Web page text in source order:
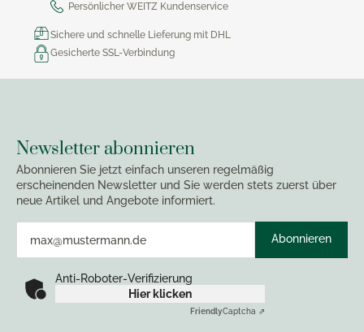
Persönlicher WEITZ Kundenservice
Sichere und schnelle Lieferung mit DHL
Gesicherte SSL-Verbindung
Newsletter abonnieren
Abonnieren Sie jetzt einfach unseren regelmäßig
erscheinenden Newsletter und Sie werden stets zuerst über
neue Artikel und Angebote informiert.
Abonnieren
Anti-Roboter-Verifizierung
Hier klicken
FriendlyCaptcha ⇗